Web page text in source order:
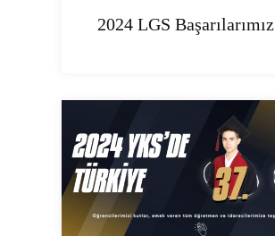
2024 LGS Başarılarımız